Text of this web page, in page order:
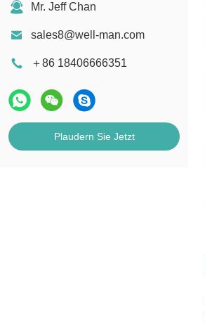
Mr. Jeff Chan
sales8@well-man.com
＋86 18406666351
Plaudern Sie Jetzt